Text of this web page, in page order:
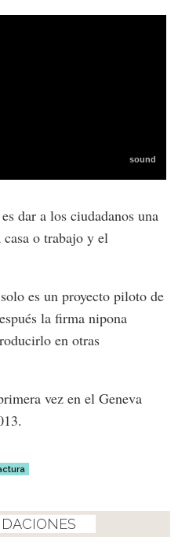
dar a los ciudadanos una
o trabajo y el
es un proyecto piloto de
la firma nipona
en otras
vez en el Geneva